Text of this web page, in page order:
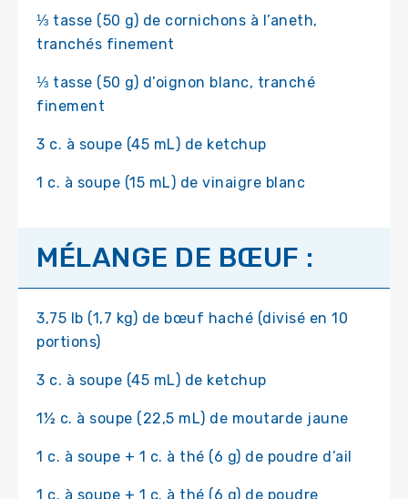
⅓ tasse (50 g) de cornichons à l’aneth,
tranchés finement
⅓ tasse (50 g) d’oignon blanc, tranché
finement
3 c. à soupe (45 mL) de ketchup
1 c. à soupe (15 mL) de vinaigre blanc
MÉLANGE DE BŒUF :
3,75 lb (1,7 kg) de bœuf haché (divisé en 10
portions)
3 c. à soupe (45 mL) de ketchup
1½ c. à soupe (22,5 mL) de moutarde jaune
1 c. à soupe + 1 c. à thé (6 g) de poudre d’ail
1 c. à soupe + 1 c. à thé (6 g) de poudre